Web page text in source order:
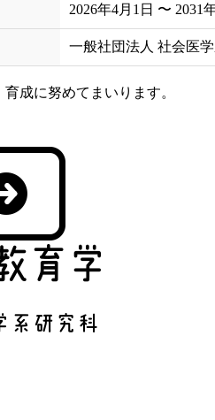
2026年4月1日 〜 2031
一般社団法人 社会医
成に努めてまいります。